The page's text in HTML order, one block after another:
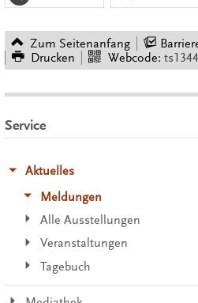
Zum Seitenanfang
Drucken
Webcode:
Service
Aktuelles
Meldungen
Alle Ausstellungen
Veranstaltungen
Tagebuch